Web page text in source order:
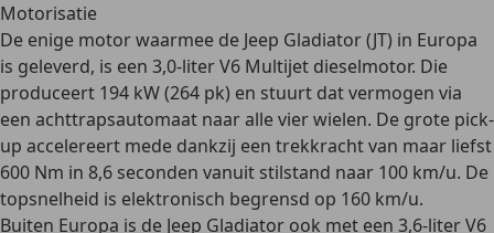
Motorisatie
De enige motor waarmee de Jeep Gladiator (JT) in Europa
is geleverd, is een 3,0-liter V6 Multijet dieselmotor. Die
produceert 194 kW (264 pk) en stuurt dat vermogen via
een achttrapsautomaat naar alle vier wielen. De grote pick-
up accelereert mede dankzij een trekkracht van maar liefst
600 Nm in 8,6 seconden vanuit stilstand naar 100 km/u. De
topsnelheid is elektronisch begrensd op 160 km/u.
Buiten Europa is de Jeep Gladiator ook met een 3,6-liter V6